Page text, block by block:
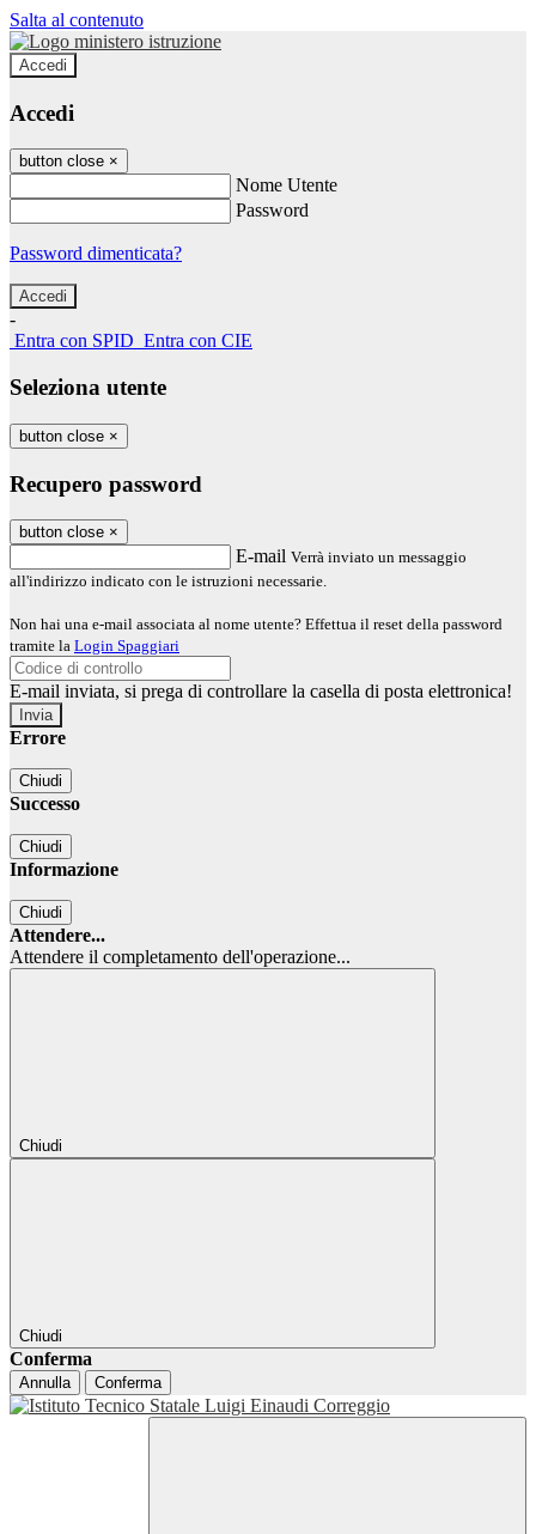
Salta al contenuto
Accedi
Accedi
button close ×
Nome Utente
Password
Password dimenticata?
-
Entra con SPID Entra con CIE
Seleziona utente
button close ×
Recupero password
button close ×
E-mail Verrà inviato un messaggio
all'indirizzo indicato con le istruzioni necessarie.
Non hai una e-mail associata al nome utente? Effettua il reset della password
tramite la Login Spaggiari
E-mail inviata, si prega di controllare la casella di posta elettronica!
Errore
Chiudi
Successo
Chiudi
Informazione
Chiudi
Attendere...
Attendere il completamento dell'operazione...
Chiudi
Chiudi
Conferma
Annulla Conferma